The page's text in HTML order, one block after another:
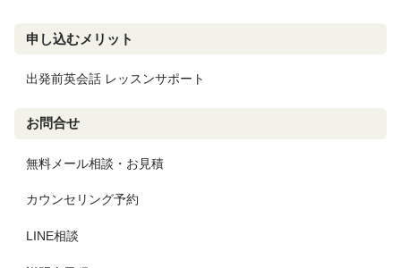
申し込むメリット
出発前英会話 レッスンサポート
お問合せ
無料メール相談・お見積
カウンセリング予約
LINE相談